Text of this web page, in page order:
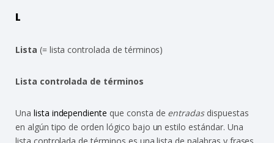
L
Lista (= lista controlada de términos)
Lista controlada de términos
Una lista independienteque consta de entradasdispuestas
en algún tipo de orden lógico bajo un estilo estándar. Una